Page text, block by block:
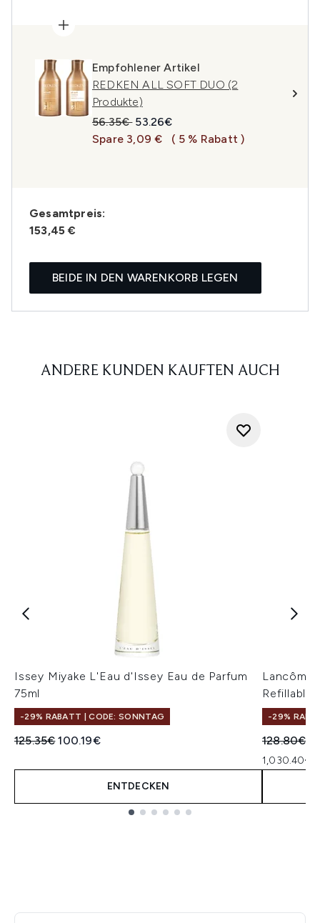
Empfohlener Artikel
REDKEN ALL SOFT DUO (2
Produkte)
Unverbindliche Preisempfehlung:
56.35€ Aktueller Preis:
53.26€
Spare 3,09 €
( 5 % Rabatt )
Gesamtpreis:
153,45 €
BEIDE IN DEN WARENKORB LEGEN
ANDERE KUNDEN KAUFTEN AUCH
Issey Miyake L'Eau d'Issey Eau de Parfum
75ml
-29% RABATT | CODE: SONNTAG
Unverbindliche Preisempfehlung:
125.35€Aktueller Preis:
100.19€
ENTDECKEN
Lancôme
Refillable
-29%
128.80€
1,030.40€